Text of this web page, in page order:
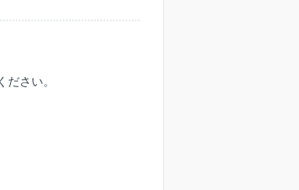
さい。